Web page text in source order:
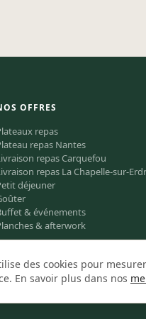
OFFRES
repas
repas Nantes
repas Carquefou
repas La Chapelle-sur-
déjeuner
& événements
& afterwork
des cookies pour
En savoir plus dans nos